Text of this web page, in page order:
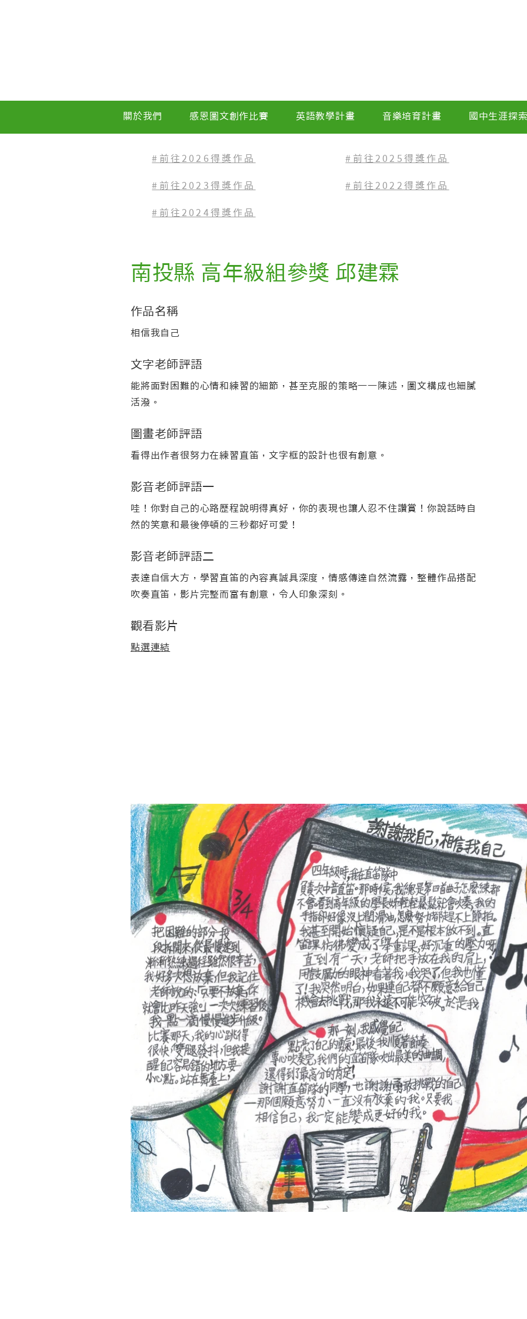
關於我們 感恩圖文創作比賽 英語教學計畫 音樂培育計畫 國中生涯探
#前往2026得獎作品
#前往2023 得獎作品
#前往2025得獎作品
#前往2022 得獎作品
#前往2024得獎作品
南投縣 高年級組參獎 邱建霖
作品名稱
相信我自己
文字老師評語
能將面對困難的心情和練習的細節，甚至克服的策略一一陳述，圖文構成也細膩
活潑。
圖畫老師評語
看得出作者很努力在練習直笛，文字框的設計也很有創意。
影音老師評語一
哇！你對自己的心路歷程說明得真好，你的表現也讓人忍不住讚賞！你說話時自
然的笑意和最後停頓的三秒都好可愛！
影音老師評語二
表達自信大方，學習直笛的內容真誠具深度，情感傳達自然流露，整體作品搭配
吹奏直笛，影片完整而富有創意，令人印象深刻。
觀看影片
點選連結